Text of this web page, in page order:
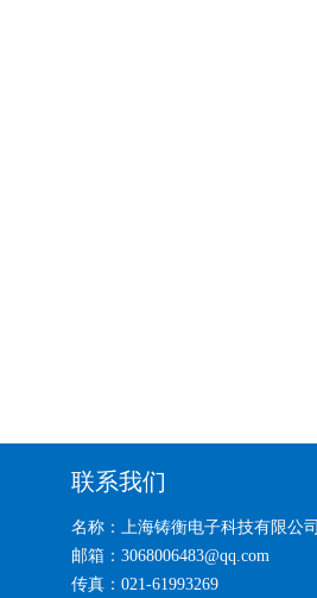
联系我们
名称：上海铸衡电子科技有限公司
邮箱：3068006483@qq.com
传真：021-61993269